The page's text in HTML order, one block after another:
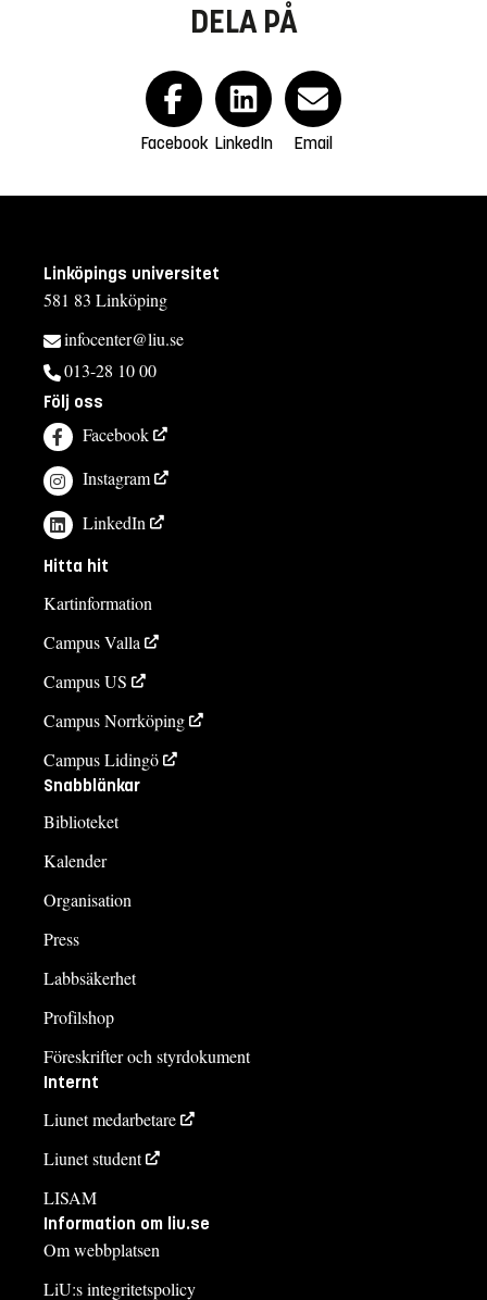
DELA PÅ
Facebook LinkedIn Email
Linköpings universitet
581 83 Linköping
infocenter@liu.se
013-28 10 00
Följ oss
Facebook
Instagram
LinkedIn
Hitta hit
Kartinformation
Campus Valla
Campus US
Campus Norrköping
Campus Lidingö
Snabblänkar
Biblioteket
Kalender
Organisation
Press
Labbsäkerhet
Profilshop
Föreskrifter och styrdokument
Internt
Liunet medarbetare
Liunet student
LISAM
Information om liu.se
Om webbplatsen
LiU:s integritetspolicy